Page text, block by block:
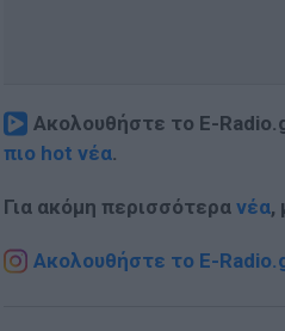
Ακολουθήστε το E-
πιο hot νέα.
Για ακόμη περισσότερα νέα,
Ακολουθήστε το E-